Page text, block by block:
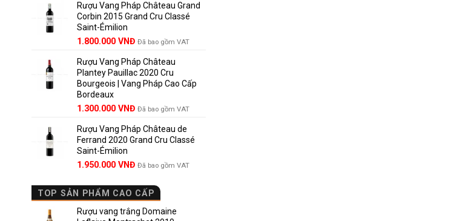
là:
2.950.000 VNĐ.
tại
là:
Rượu Vang Pháp Château Grand
Corbin 2015 Grand Cru Classé
Saint-Émilion
Giá
là:
2.500.000 VNĐ.
1.800.000 VNĐGiá
tại
là:
1.800.000 VNĐ.
Đã bao gồm VAT
Rượu Vang Pháp Château
Plantey Pauillac 2020 Cru
Bourgeois | Vang Pháp Cao Cấp
Bordeaux
Giá
là:
1.850.000 VNĐ.
1.300.000 VNĐGiá
tại
là:
Đã bao gồm VAT
Rượu Vang Pháp Château de
Ferrand 2020 Grand Cru Classé
Saint-Émilion
Giá
là:
2.800.000 VNĐ.
1.950.000 VNĐGiá
tại
là:
1.950.000 VNĐ.
Đã bao gồm VAT
TOP SẢN PHẨM CAO CẤP
Rượu vang trắng Domaine